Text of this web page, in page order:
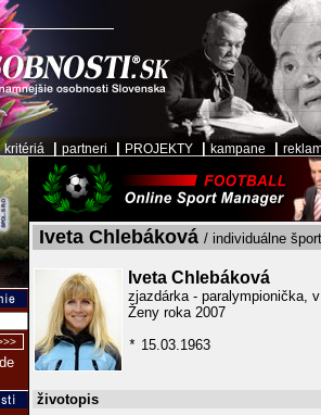
kritériá partneri PROJEKTY kampane
Iveta Chlebáková / individuálne
Iveta Chlebáková
zjazdárka - paralympionička,
Ženy roka 2007
* 15.03.1963
životopis